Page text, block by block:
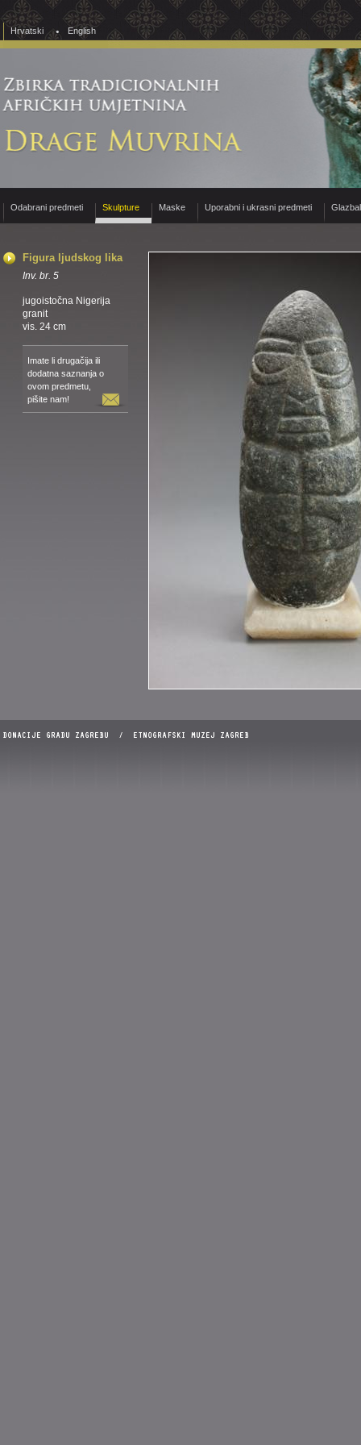
Hrvatski English
Odabrani predmeti Skulpture Maske Uporabni i ukrasni predmeti
Figura ljudskog lika
Inv. br. 5
jugoistočna Nigerija
granit
vis. 24 cm
Imate li drugačija ili
dodatna saznanja o
ovom predmetu,
pišite nam!